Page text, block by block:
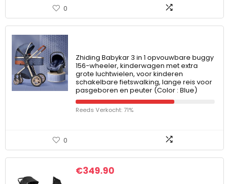
0
Zhiding Babykar 3 in 1 opvouwbare buggy
156-wheeler, kinderwagen met extra
grote luchtwielen, voor kinderen
schakelbare fietswalking, lange reis voor
pasgeboren en peuter (Color : Blue)
Reeds Verkocht: 71%
0
€349.90